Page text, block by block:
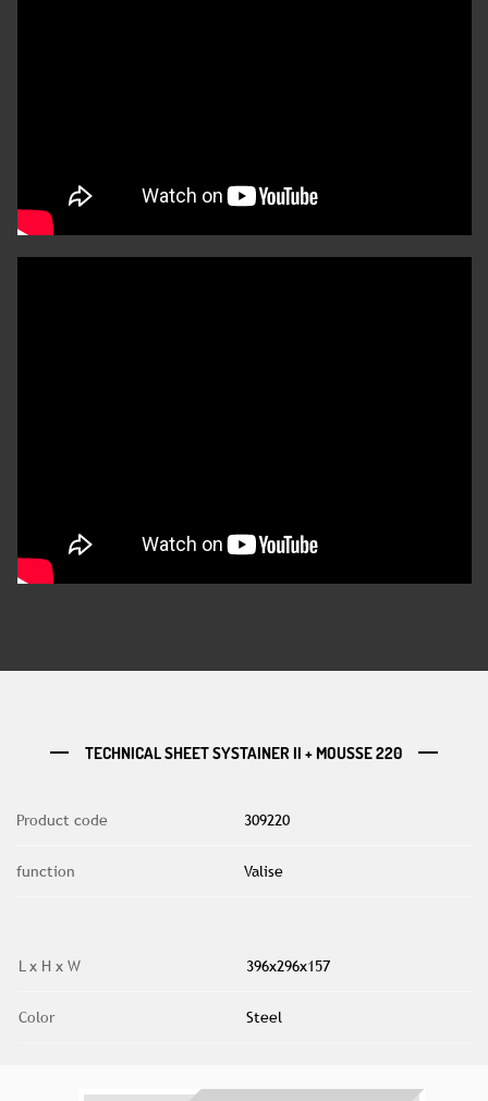
TECHNICAL SHEET SYSTAINER II + MOUSSE 220
Product code 309220
function Valise
L x H x W 396x296x157
Color Steel